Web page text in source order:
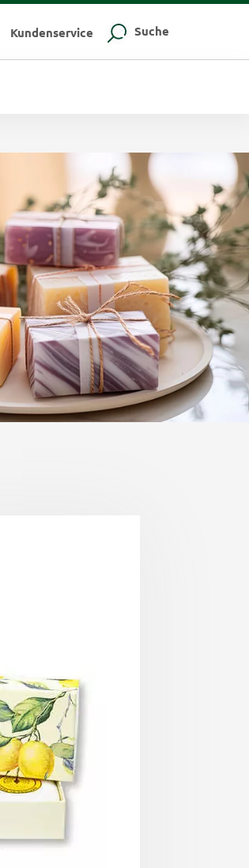
Kundenservice Suche